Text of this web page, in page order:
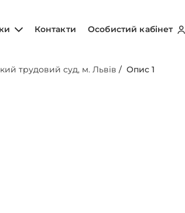
Контакти Особистий кабінет
трудовий суд, м. Львів /Опис 1